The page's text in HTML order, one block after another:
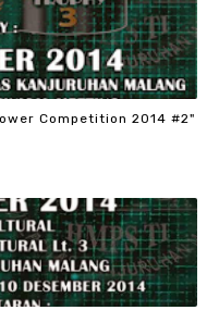
Competition 2014 #2"